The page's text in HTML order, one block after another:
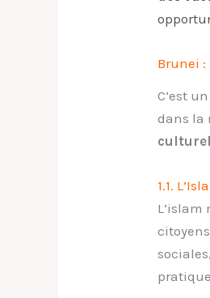
Brunei
C’est
dans la
1.1.